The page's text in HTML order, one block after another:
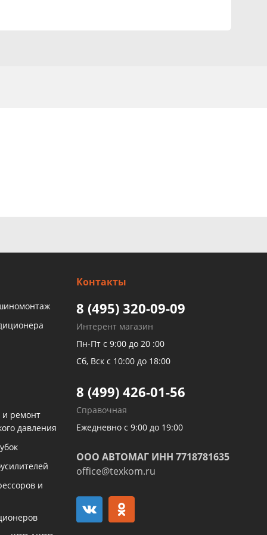
и ремонт
давления
и
Контакты
8 (495) 320-09-09
Интерент магазин
Пн-Пт с 9:00 до 20 :00
Сб, Вск с 10:00 до 18:00
8 (499) 426-01-56
Справочная
Ежедневно с 9:00 до 19:00
ООО АВТОМАГ ИНН 7718781635
office@texkom.ru